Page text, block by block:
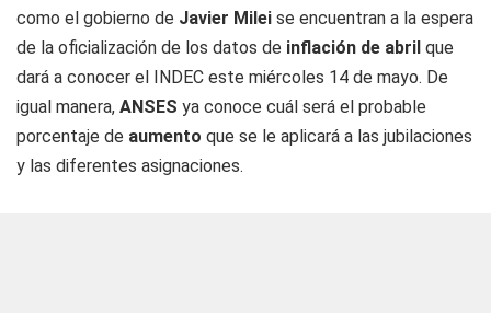
como el gobierno de Javier Milei se encuentran a la espera
de la oficialización de los datos de inflación de abril que
dará a conocer el INDEC este miércoles 14 de mayo. De
igual manera, ANSES ya conoce cuál será el probable
porcentaje de aumento que se le aplicará a las jubilaciones
y las diferentes asignaciones.